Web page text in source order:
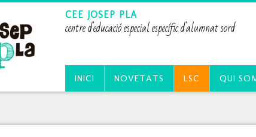
CEE JOSEP PLA
centre d'educació especial específic d'alumnat sord
INICI NOVETATS LSC QUI